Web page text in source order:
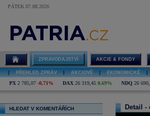
PÁTEK 07.08.2026
ZPRAVODAJSTVÍ AKCIE & FONDY
PŘEHLED ZPRÁV AKCIOVÉ EKONOMICKÉ
PX 2 785,07 -0,71% DAX 26 319,45 0,69% NDQ 26
HLEDAT V KOMENTÁŘÍCH Detail -